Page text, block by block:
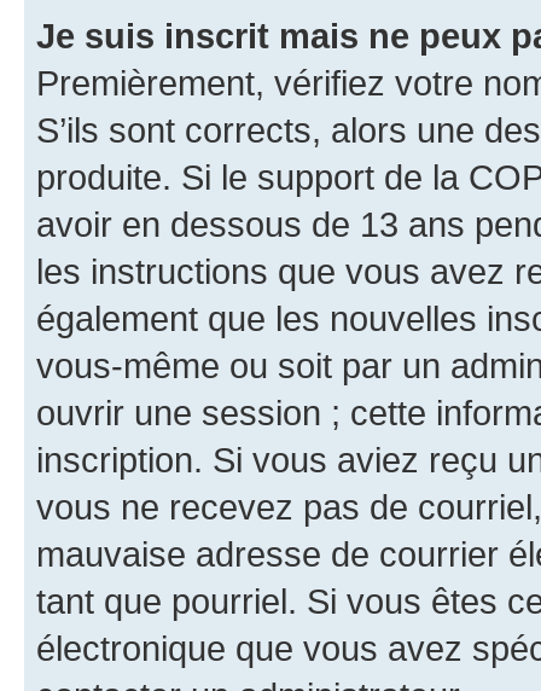
Je suis inscrit mais ne peux
Premièrement, vérifiez votre
S’ils sont corrects, alors une
produite. Si le support de la
avoir en dessous de 13 ans
les instructions que vous avez
également que les nouvelles
vous-même ou soit par un
ouvrir une session ; cette
inscription. Si vous aviez reçu
vous ne recevez pas de
mauvaise adresse de courrier
tant que pourriel. Si vous êtes
électronique que vous avez